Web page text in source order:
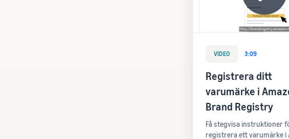
VIDEO 3:09
Registrera ditt
varumärke i
Brand Registry
Få stegvisa instruktioner
registrera ett varumärke i